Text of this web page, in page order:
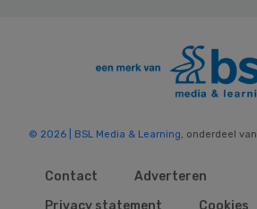
© 2026 | BSL Media & Learning, onderdeel van
Contact
Adverteren
Privacy statement
Cookies